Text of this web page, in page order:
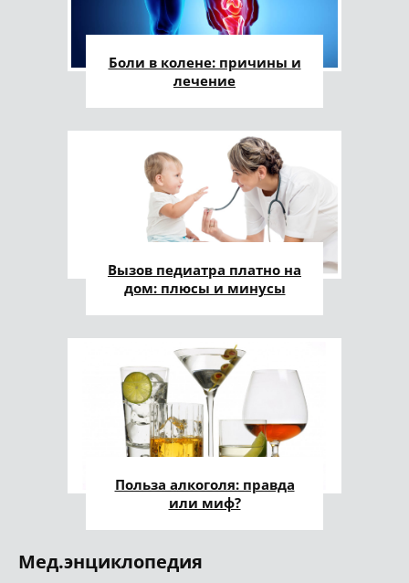
Боли в колене: причины и
лечение
Вызов педиатра платно на
дом: плюсы и минусы
Польза алкоголя: правда
или миф?
Мед.энциклопедия